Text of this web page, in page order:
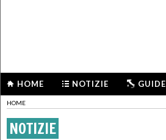
HOME NOTIZIE GUIDE
HOME
NOTIZIE